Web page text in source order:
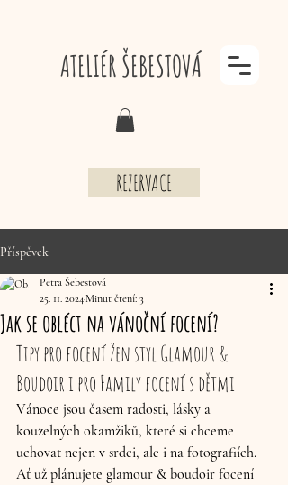
ATELIÉR ŠEBESTOVÁ
REZERVACE
Příspěvek
Jak se obléct na vánoční focení?
Petra Šebestová
25. 11. 2024Minut čtení: 3
Tipy pro focení žen styl Glamour &
Boudoir i pro Family focení s dětmi
Vánoce jsou časem radosti, lásky a
kouzelných okamžiků, které si chceme
uchovat nejen v srdci, ale i na fotografiích.
Ať už plánujete glamour & boudoir focení